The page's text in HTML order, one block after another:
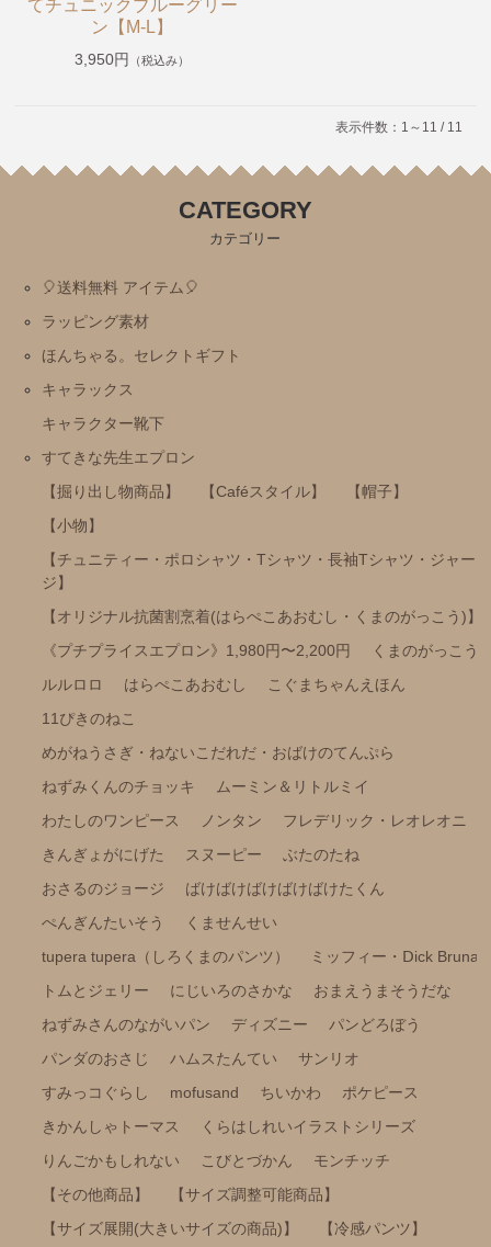
リラックマエプロン（みんなでまんぷくまくまく）
てチュニックブルーグリー
ン【M-L】
3,950円 （税込み）
表示件数：1～11 / 11
CATEGORY
カテゴリー
🎈送料無料 アイテム🎈
ラッピング素材
ほんちゃる。セレクトギフト
キャラックス
キャラクター靴下
すてきな先生エプロン
【掘り出し物商品】
【Caféスタイル】
【帽子】
【小物】
【チュニティー・ポロシャツ・Tシャツ・長袖Tシャツ・ジャー
ジ】
【オリジナル抗菌割烹着(はらぺこあおむし・くまのがっこう)】
《プチプライスエプロン》1,980円〜2,200円
くまのがっこう
ルルロロ
はらぺこあおむし
こぐまちゃんえほん
11ぴきのねこ
めがねうさぎ・ねないこだれだ・おばけのてんぷら
ねずみくんのチョッキ
ムーミン＆リトルミイ
わたしのワンピース
ノンタン
フレデリック・レオレオニ
きんぎょがにげた
スヌーピー
ぶたのたね
おさるのジョージ
ばけばけばけばけばけたくん
ぺんぎんたいそう
くませんせい
tupera tupera（しろくまのパンツ）
ミッフィー・Ⅾick Bruna
トムとジェリー
にじいろのさかな
おまえうまそうだな
ねずみさんのながいパン
ディズニー
パンどろぼう
パンダのおさじ
ハムスたんてい
サンリオ
すみっコぐらし
mofusand ちいかわ
ポケピース
きかんしゃトーマス
くらはしれいイラストシリーズ
りんごかもしれない
こびとづかん
モンチッチ
【その他商品】
【サイズ調整可能商品】
【サイズ展開(大きいサイズの商品)】
【冷感パンツ】